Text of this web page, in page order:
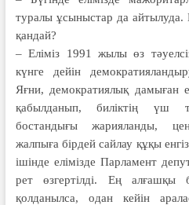
туралы ұсыныс­тар да айтылуда.
қандай?
– Еліміз 1991 жылы өз
күнге дейін
Яғни, демократиялық дамы­ған
қабыл­данып, биліктің үш
бостандығы жарияланды,
жалпыға бірдей сай­лау құқы
ішінде елімізде Парламент
рет өзгертілді. Ең
қолданылса, одан кейін